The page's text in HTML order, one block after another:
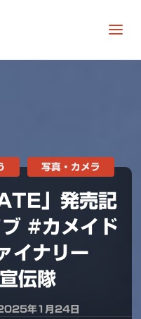
」発売記
#カメイド
イナリー
伝隊
年1月24日
写真・カメラ